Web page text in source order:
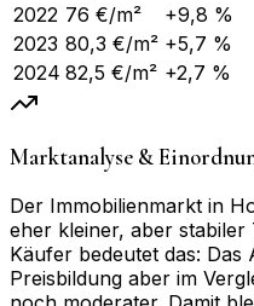
2022 76 €/m²
+9,8 %
2023 80,3 €/m² +5,7 %
2024 82,5 €/m² +2,7 %
Marktanalyse &
Der Immobilienmarkt in
eher kleiner, aber
Käufer bedeutet das: Das
Preisbildung aber im